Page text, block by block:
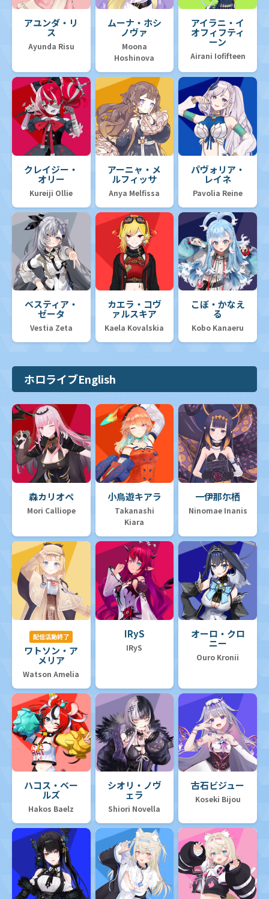
アユンダ・リ
ス
Ayunda Risu
ムーナ・ホシ
ノヴァ
Moona
Hoshinova
アイラニ・イ
オフィフティ
ーン
Airani Iofifteen
クレイジー・
オリー
Kureiji Ollie
アーニャ・メ
ルフィッサ
Anya Melfissa
パヴォリア・
レイネ
Pavolia Reine
ベスティア・
ゼータ
Vestia Zeta
カエラ・コヴ
ァルスキア
Kaela Kovalskia
こぼ・かなえ
る
Kobo Kanaeru
ホロライブEnglish
森カリオペ
Mori Calliope
小鳥遊キアラ
Takanashi
Kiara
一伊那尓栖
Ninomae Inanis
配信活動終了
ワトソン・ア
メリア
Watson Amelia
IRyS
IRyS
オーロ・クロ
ニー
Ouro Kronii
ハコス・ベー
ルズ
Hakos Baelz
シオリ・ノヴ
ェラ
Shiori Novella
古石ビジュー
Koseki Bijou